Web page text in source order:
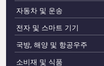
자동차 및 운송
전자 및 스마트 기기
국방, 해양 및 항공우주
소비재 및 식품